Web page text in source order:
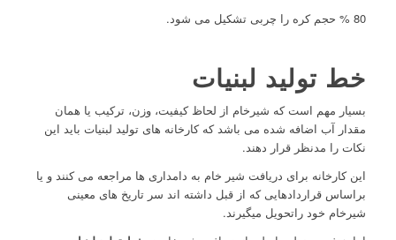
80 % حجم کره را چربی تشکیل می شود.
خط تولید لبنیات
بسیار مهم است که شیرخام از لحاظ کیفیت، وزن، ترکیب یا همان
مقدار آب اضافه شده می باشد که کارخانه های تولید لبنیات باید این
نکات را مدنظر قرار دهند.
این کارخانه برای دریافت شیر خام به دامداری ها مراجعه می کنند و یا
براساس قراردادهایی که از قبل داشته اند سر تاریخ های معینی
شیرخام خود راتحویل میگیرند.